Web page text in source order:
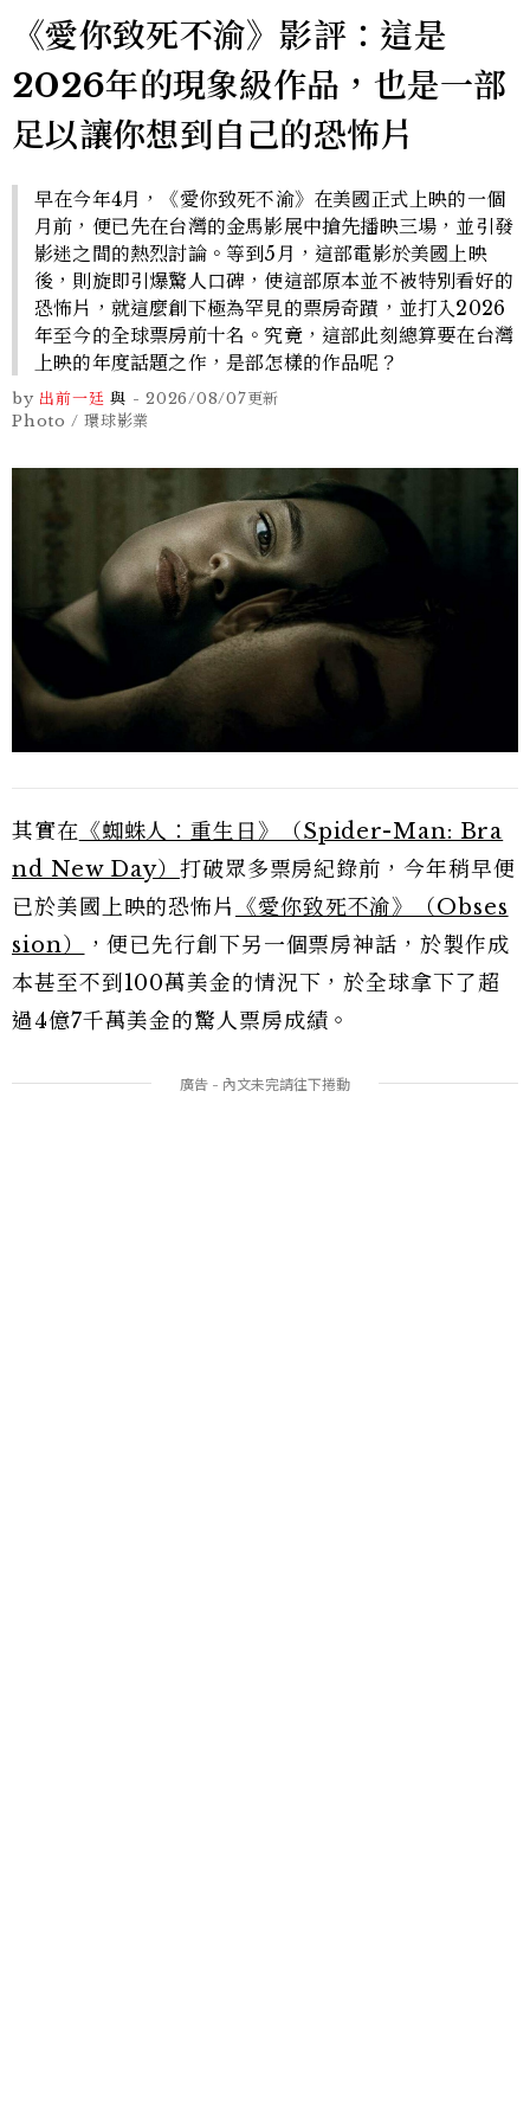
《愛你致死不渝》影評：這是
2026年的現象級作品，也是一部
足以讓你想到自己的恐怖片
早在今年4月，《愛你致死不渝》在美國正式上映的一個
月前，便已先在台灣的金馬影展中搶先播映三場，並引發
影迷之間的熱烈討論。等到5月，這部電影於美國上映
後，則旋即引爆驚人口碑，使這部原本並不被特別看好的
恐怖片，就這麼創下極為罕見的票房奇蹟，並打入2026
年至今的全球票房前十名。究竟，這部此刻總算要在台灣
上映的年度話題之作，是部怎樣的作品呢？
by 出前一廷 與 - 2026/08/07更新
Photo / 環球影業
其實在 《蜘蛛人：重生日》（Spider-Man: Bra
nd New Day） 打破眾多票房紀錄前，今年稍早便
已於美國上映的恐怖片 《愛你致死不渝》（Obses
sion）
，便已先行創下另一個票房神話，於製作成
本甚至不到100萬美金的情況下，於全球拿下了超
過4億7千萬美金的驚人票房成績。